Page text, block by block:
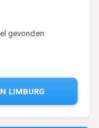
gevonden
LIMBURG